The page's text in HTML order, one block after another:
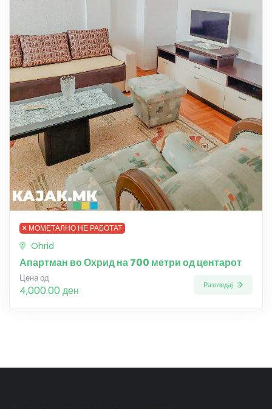
МОМЕТАЛНО НЕ РАБОТАТ
Ohrid
Апартман во Охрид на 700 метри од центарот
Цена од
4,000.00 ден Разгледај